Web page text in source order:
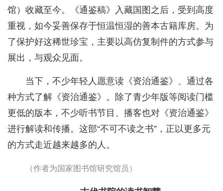
馆）收藏至今。《通鉴稿》入藏国图之后，受到高度
重视，如今妥善保存于恒温恒湿的善本古籍库房。为
了保护好这稀世珍宝，主要以高仿复制件的方式参与
展出，与观众见面。
当下，不少年轻人愿意读《资治通鉴》、通过各
种方式了解《资治通鉴》。除了青少年版等阅读门槛
更低的版本，不少听书节目、播客也对《资治通鉴》
进行解读和传播。这部“不可不读之书”，正以更多元
的方式走近越来越多的人。
（作者为国家图书馆研究馆员）